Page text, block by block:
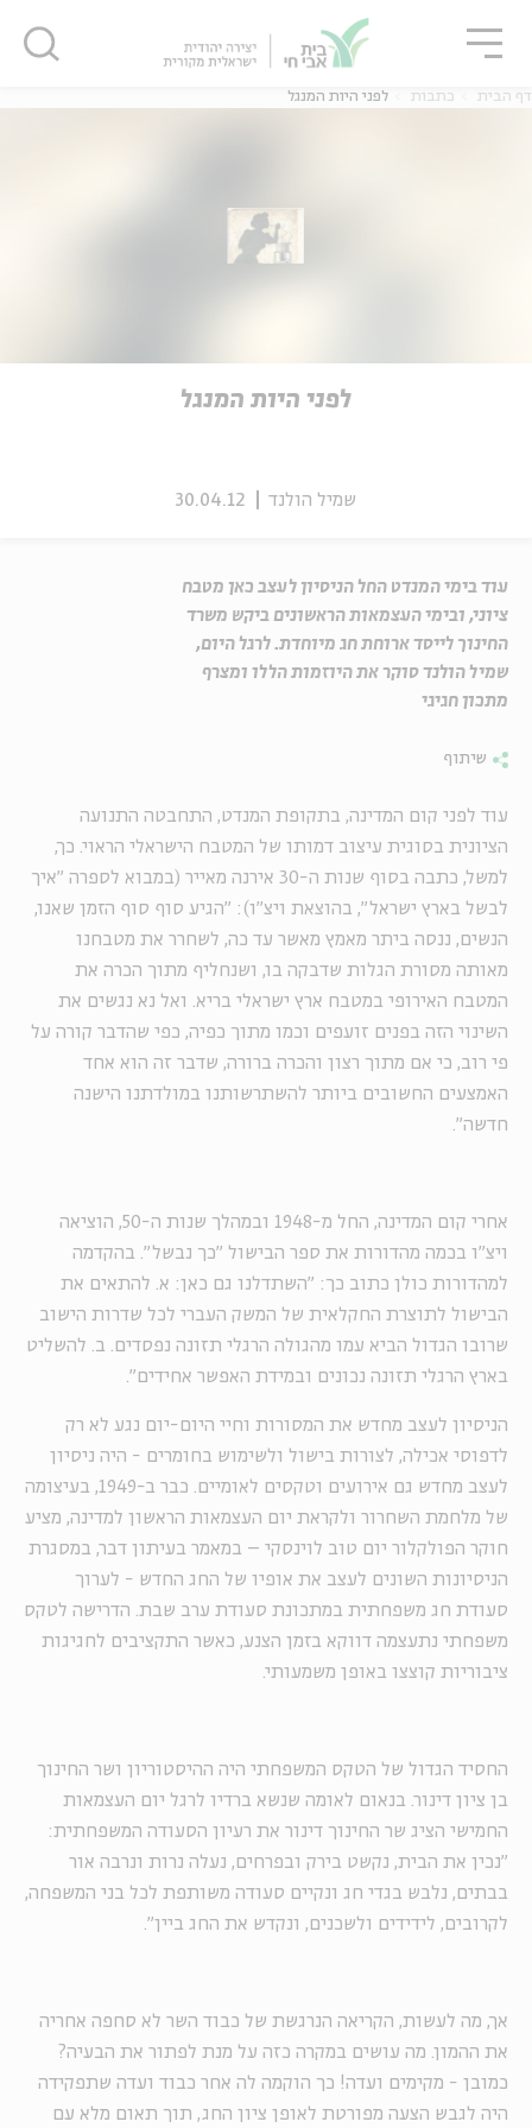
דף הבית כתבות לפני היות המנגל
לפני היות המנגל
שמיל הולנד 30.04.12
עוד בימי המנדט החל הניסיון לעצב כאן מטבח
ציוני, ובימי העצמאות הראשונים ביקש משרד
החינוך לייסד ארוחת חג מיוחדת. לרגל היום,
שמיל הולנד סוקר את היוזמות הללו ומצרף
מתכון חגיגי
שיתוף
עוד לפני קום המדינה, בתקופת המנדט, התחבטה התנועה
הציונית בסוגית עיצוב דמותו של המטבח הישראלי הראוי. כך,
למשל, כתבה בסוף שנות ה-30 אירנה מאייר (במבוא לספרה "איך
לבשל בארץ ישראל", בהוצאת ויצ"ו): "הגיע סוף סוף הזמן שאנו,
הנשים, ננסה ביתר מאמץ מאשר עד כה, לשחרר את מטבחנו
מאותה מסורת הגלות שדבקה בו, ושנחליף מתוך הכרה את
המטבח האירופי במטבח ארץ ישראלי בריא. ואל נא נגשים את
השינוי הזה בפנים זועפים וכמו מתוך כפיה, כפי שהדבר קורה על
פי רוב, כי אם מתוך רצון והכרה ברורה, שדבר זה הוא אחד
האמצעים החשובים ביותר להשתרשותנו במולדתנו הישנה
חדשה".
אחרי קום המדינה, החל מ-1948 ובמהלך שנות ה-50, הוציאה
ויצ"ו בכמה מהדורות את ספר הבישול "כך נבשל". בהקדמה
למהדורות כולן כתוב כך: "השתדלנו גם כאן: א. להתאים את
הבישול לתוצרת החקלאית של המשק העברי לכל שדרות הישוב
שרובו הגדול הביא עמו מהגולה הרגלי תזונה נפסדים. ב. להשליט
בארץ הרגלי תזונה נכונים ובמידת האפשר אחידים".
הניסיון לעצב מחדש את המסורות וחיי היום-יום נגע לא רק
לדפוסי אכילה, לצורות בישול ולשימוש בחומרים - היה ניסיון
לעצב מחדש גם אירועים וטקסים לאומיים. כבר ב-1949, בעיצומה
של מלחמת השחרור ולקראת יום העצמאות הראשון למדינה, מציע
חוקר הפולקלור יום טוב לוינסקי – במאמר בעיתון דבר, במסגרת
הניסיונות השונים לעצב את אופיו של החג החדש - לערוך
סעודת חג משפחתית במתכונת סעודת ערב שבת. הדרישה לטקס
משפחתי נתעצמה דווקא בזמן הצנע, כאשר התקציבים לחגיגות
ציבוריות קוצצו באופן משמעותי.
החסיד הגדול של הטקס המשפחתי היה ההיסטוריון ושר החינוך
בן ציון דינור. בנאום לאומה שנשא ברדיו לרגל יום העצמאות
החמישי הציג שר החינוך דינור את רעיון הסעודה המשפחתית:
"נכין את הבית, נקשט בירק ובפרחים, נעלה נרות ונרבה אור
בבתים, נלבש בגדי חג ונקיים סעודה משותפת לכל בני המשפחה,
לקרובים, לידידים ולשכנים, ונקדש את החג ביין".
אך, מה לעשות, הקריאה הנרגשת של כבוד השר לא סחפה אחריה
את ההמון. מה עושים במקרה כזה על מנת לפתור את הבעיה?
כמובן - מקימים ועדה! כך הוקמה לה אחר כבוד ועדה שתפקידה
היה לגבש הצעה מפורטת לאופן ציון החג, תוך תאום מלא עם
סגור